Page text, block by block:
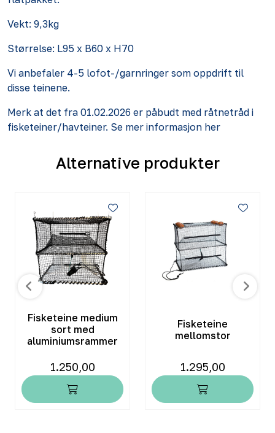
Vekt: 9,3kg
Størrelse: L95 x B60 x H70
Vi anbefaler 4-5 lofot-/garnringer som oppdrift til
disse teinene.
Merk at det fra 01.02.2026 er påbudt med råtnetråd i
fisketeiner/havteiner. Se mer informasjon her
Alternative produkter
Fisketeine medium
sort med
aluminiumsrammer
1.250,00
Fisketeine
mellomstor
1.295,00